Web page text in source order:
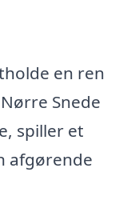
en ren
Snede
spiller et
afgørende